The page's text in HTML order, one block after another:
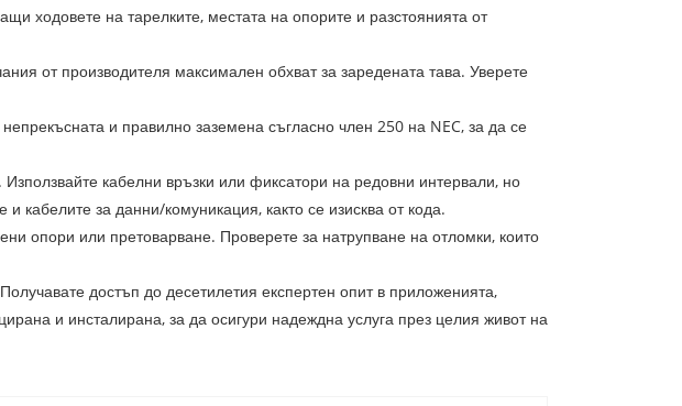
ходовете на тарелките, местата на опорите и разстоянията от
от производителя максимален обхват за заредената тава. Уверете
и правилно заземена съгласно член 250 на NEC, за да се
кабелни връзки или фиксатори на редовни интервали, но
кабелите за данни/комуникация, както се изисква от кода.
опори или претоварване. Проверете за натрупване на отломки, които
достъп до десетилетия експертен опит в приложенията,
и инсталирана, за да осигури надеждна услуга през целия живот на